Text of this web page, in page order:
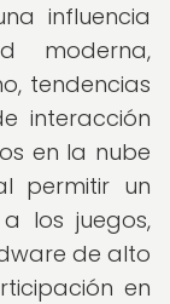
influencia
moderna,
tendencias
interacción
en la nube
permitir un
los juegos,
de alto
en